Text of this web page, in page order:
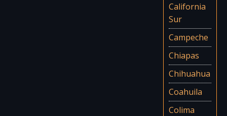
California
Sur
Campeche
Chiapas
Chihuahua
Coahuila
Colima